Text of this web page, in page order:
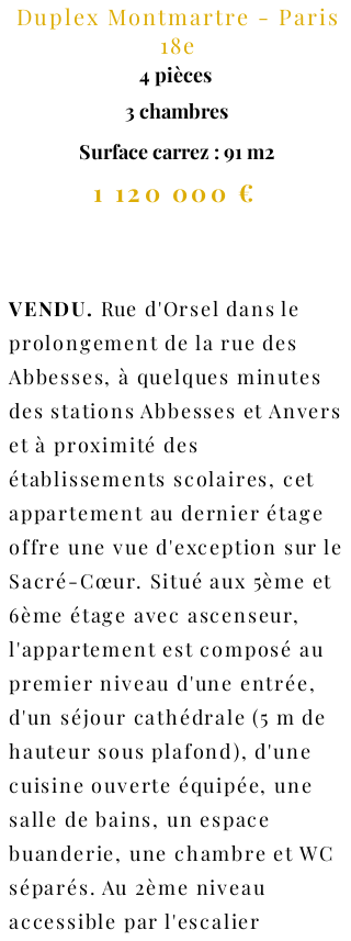
Duplex Montmartre - Paris
18e
4 pièces
3 chambres
Surface carrez : 91 m2
1 120 000 €
VENDU. Rue d'Orsel dans le
prolongement de la rue des
Abbesses, à quelques minutes
des stations Abbesses et Anvers
et à proximité des
établissements scolaires, cet
appartement au dernier étage
offre une vue d'exception sur le
Sacré-Cœur. Situé aux 5ème et
6ème étage avec ascenseur,
l'appartement est composé au
premier niveau d'une entrée,
d'un séjour cathédrale (5 m de
hauteur sous plafond), d'une
cuisine ouverte équipée, une
salle de bains, un espace
buanderie, une chambre et WC
séparés. Au 2ème niveau
accessible par l'escalier